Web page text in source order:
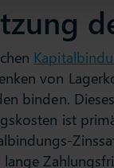
von
binden.
ist